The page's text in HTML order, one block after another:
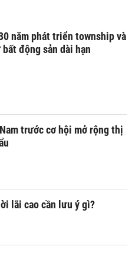
năm phát triển township và
động sản dài hạn
trước cơ hội mở rộng thị
lãi cao cần lưu ý gì?